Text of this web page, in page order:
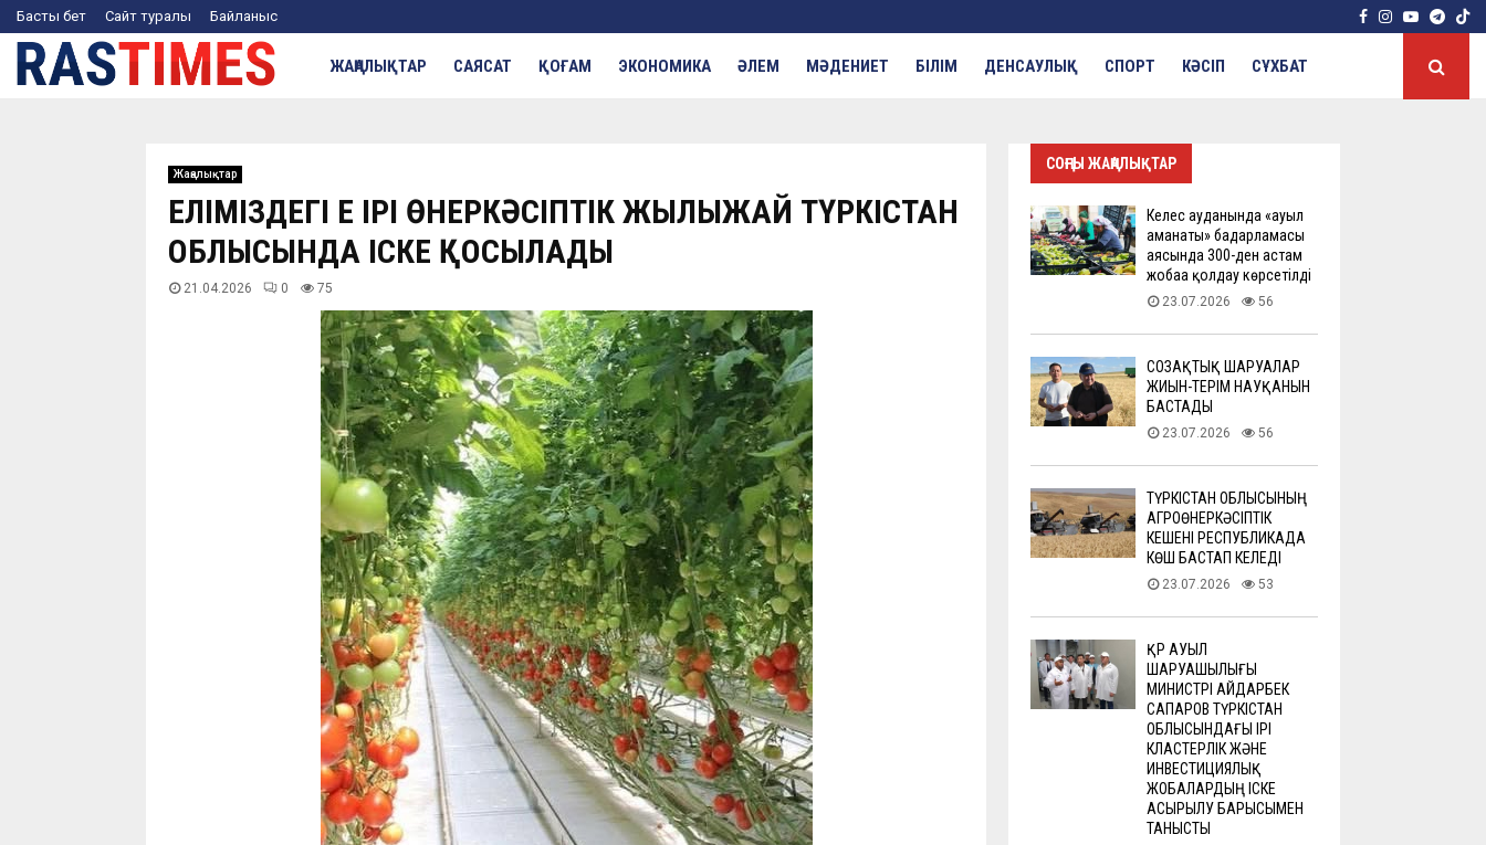
Басты бет Сайт туралы Байланыс Facebook
Instagram
Youtube
ЖАҢАЛЫҚТАР САЯСАТ ҚОҒАМ ЭКОНОМИКА ӘЛЕМ МӘДЕНИЕТ БІЛІМ ДЕНСАУЛЫҚ СПОРТ КӘСІП СҰХБАТ
Жаңалықтар
ЕЛІМІЗДЕГІ ЕҢ ІРІ ӨНЕРКӘСІПТІК ЖЫЛЫЖАЙ ТҮРКІСТАН
ОБЛЫСЫНДА ІСКЕ ҚОСЫЛАДЫ
21.04.2026 0 75
СОҢҒЫ ЖАҢАЛЫҚТАР
Келес ауданында «ауыл
аманаты» бағдарламасы
аясында 300-ден астам
жобаға қолдау көрсетілді
23.07.2026 56
СОЗАҚТЫҚ ШАРУАЛАР
ЖИЫН-ТЕРІМ НАУҚАНЫН
БАСТАДЫ
23.07.2026 56
ТҮРКІСТАН ОБЛЫСЫНЫҢ
АГРОӨНЕРКӘСІПТІК
КЕШЕНІ РЕСПУБЛИКАДА
КӨШ БАСТАП КЕЛЕДІ
23.07.2026 53
ҚР АУЫЛ
ШАРУАШЫЛЫҒЫ
МИНИСТРІ АЙДАРБЕК
САПАРОВ ТҮРКІСТАН
ОБЛЫСЫНДАҒЫ ІРІ
КЛАСТЕРЛІК ЖӘНЕ
ИНВЕСТИЦИЯЛЫҚ
ЖОБАЛАРДЫҢ ІСКЕ
АСЫРЫЛУ БАРЫСЫМЕН
ТАНЫСТЫ